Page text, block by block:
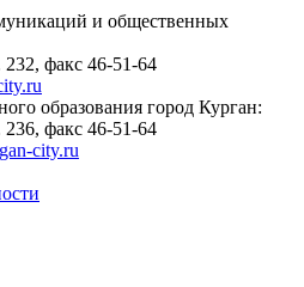
и общественных
факс 46-51-64
образования город Курган:
факс 46-51-64
city.ru